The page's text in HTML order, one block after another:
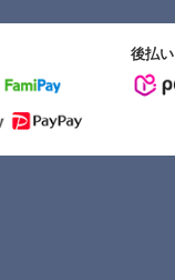
後払い